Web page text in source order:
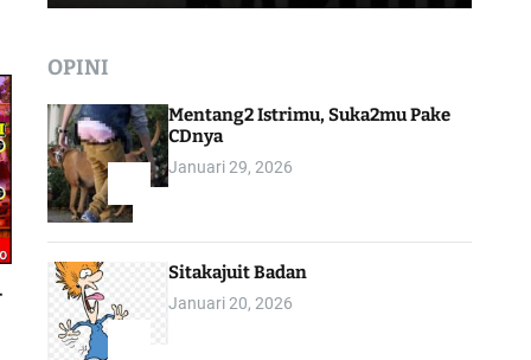
OPINI
Mentang2 Istrimu, Suka2mu Pake
CDnya
Januari 29, 2026
Sitakajuit Badan
Januari 20, 2026